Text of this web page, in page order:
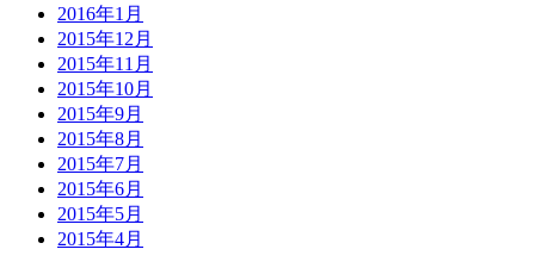
2016年1月
2015年12月
2015年11月
2015年10月
2015年9月
2015年8月
2015年7月
2015年6月
2015年5月
2015年4月